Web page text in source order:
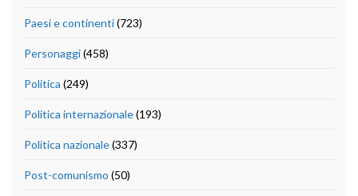
Paesi e continenti(723)
Personaggi(458)
Politica (249)
Politica internazionale(193)
Politica nazionale(337)
Post-comunismo (50)